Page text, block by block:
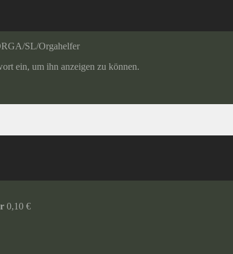
SL/Orgahelfer
ein, um ihn anzeigen zu können.
0,10 €